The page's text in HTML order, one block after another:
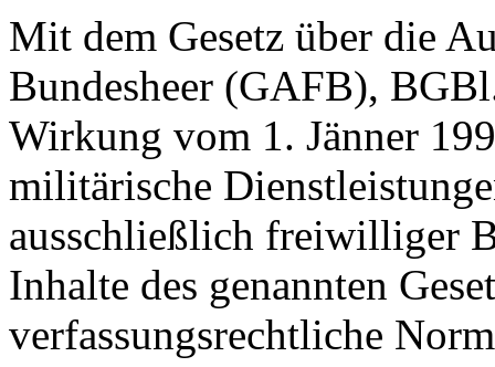
Mit dem Gesetz über die
Bundesheer (GAFB),
Wirkung vom 1. Jänner
militärische
ausschließlich freiwilliger
Inhalte des genannten
verfassungsrechtliche